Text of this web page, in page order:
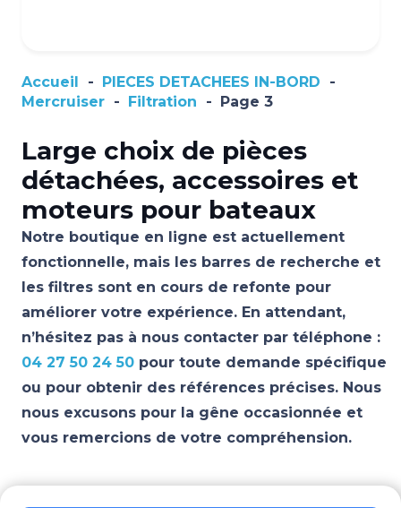
Accueil - PIECES DETACHEES IN-BORD
-
Mercruiser - Filtration - Page 3
Large choix de pièces
détachées, accessoires et
moteurs pour bateaux
Notre boutique en ligne est actuellement
fonctionnelle, mais les barres de recherche et
les filtres sont en cours de refonte pour
améliorer votre expérience. En attendant,
n’hésitez pas à nous contacter par téléphone :
04 27 50 24 50 pour toute demande spécifique
ou pour obtenir des références précises. Nous
nous excusons pour la gêne occasionnée et
vous remercions de votre compréhension.